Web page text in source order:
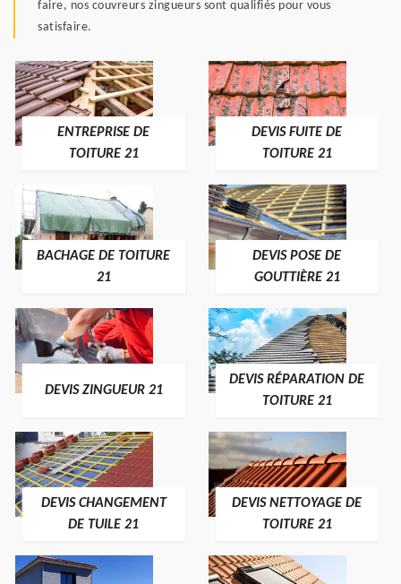
faire, nos couvreurs zingueurs sont qualifiés pour vous
satisfaire.
ENTREPRISE DE
TOITURE 21
DEVIS FUITE DE
TOITURE 21
BACHAGE DE TOITURE
21
DEVIS POSE DE
GOUTTIÈRE 21
DEVIS ZINGUEUR 21
DEVIS RÉPARATION DE
TOITURE 21
DEVIS CHANGEMENT
DE TUILE 21
DEVIS NETTOYAGE DE
TOITURE 21